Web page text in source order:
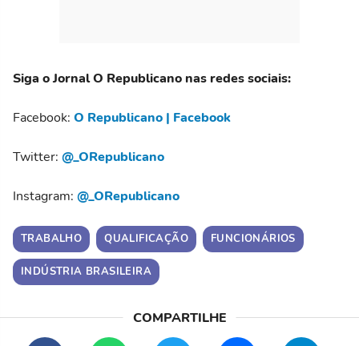
Siga o Jornal O Republicano nas redes sociais:
Facebook: O Republicano | Facebook
Twitter: @_ORepublicano
Instagram: @_ORepublicano
TRABALHO QUALIFICAÇÃO FUNCIONÁRIOS
INDÚSTRIA BRASILEIRA